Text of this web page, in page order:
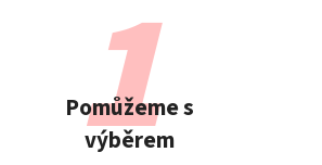
Pomůžeme s
výběrem